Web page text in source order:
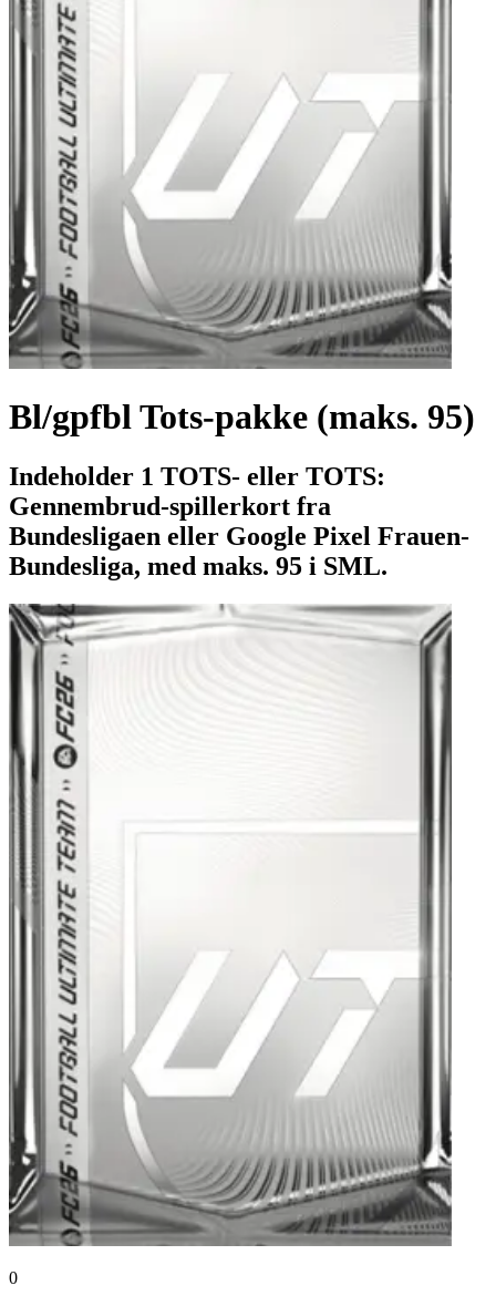
Bl/gpfbl Tots-pakke (maks. 95)
Indeholder 1 TOTS- eller TOTS:
Gennembrud-spillerkort fra
Bundesligaen eller Google Pixel Frauen-
Bundesliga, med maks. 95 i SML.
0